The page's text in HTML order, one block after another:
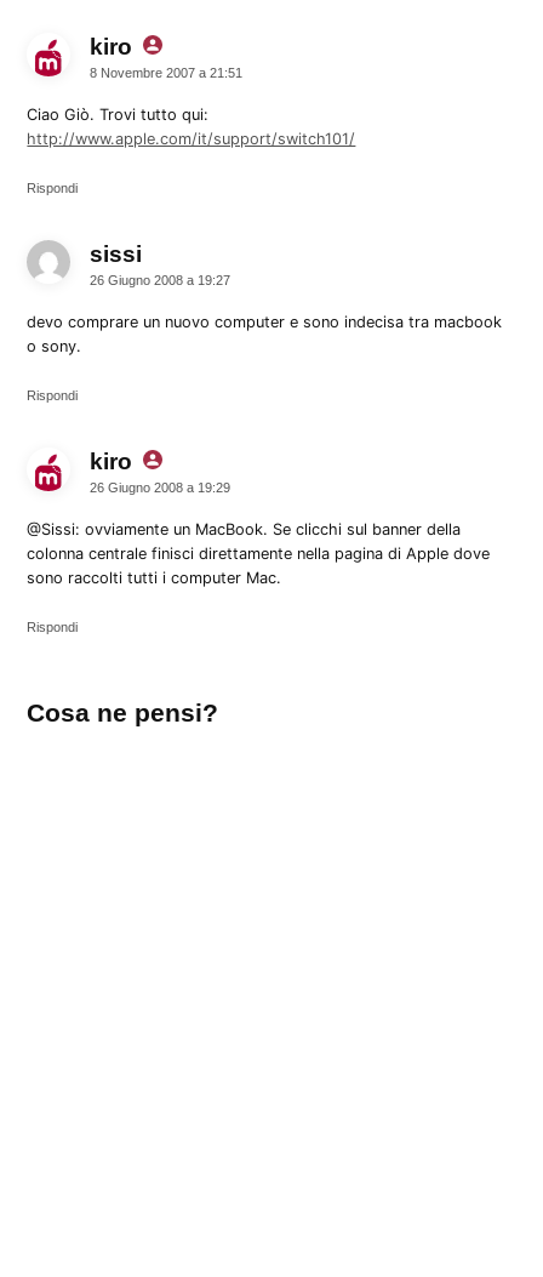
kiro dice:
8 Novembre 2007 a 21:51
Ciao Giò. Trovi tutto qui:
http://www.apple.com/it/support/switch101/
Rispondi
sissi
26 Giugno 2008 a 19:27
devo comprare un nuovo computer e sono indecisa tra macbook
o sony.
Rispondi
kiro dice:
26 Giugno 2008 a 19:29
@Sissi: ovviamente un MacBook. Se clicchi sul banner della
colonna centrale finisci direttamente nella pagina di Apple dove
sono raccolti tutti i computer Mac.
Rispondi
un
Cosa ne pensi?